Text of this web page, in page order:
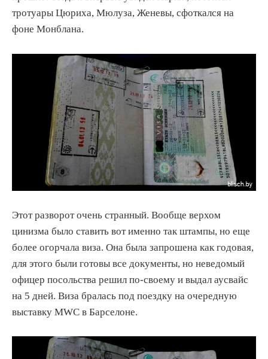
тротуары Цюриха, Мюлуза, Женевы, сфоткался на
фоне Монблана.
Этот разворот очень странный. Вообще верхом
цинизма было ставить вот именно так штампы, но еще
более огорчала виза. Она была запрошена как годовая,
для этого были готовы все документы, но неведомый
офицер посольства решил по-своему и выдал аусвайс
на 5 дней. Виза бралась под поездку на очередную
выставку MWC в Барселоне.